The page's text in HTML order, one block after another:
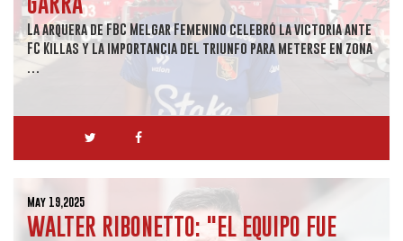
La arquera de FBC Melgar Femenino celebró la victoria ante
FC Killas y la importancia del triunfo para meterse en zona
May 19,2025
WALTER RIBONETTO: "EL EQUIPO FUE